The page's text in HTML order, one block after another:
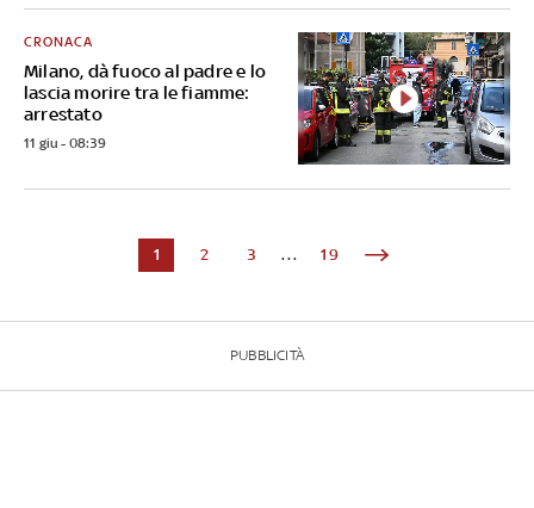
Milano, dà fuoco al padre e lo
lascia morire tra le fiamme:
arrestato
CRONACA
11 giu - 08:39
1 2 3 ... 19
PUBBLICITÀ